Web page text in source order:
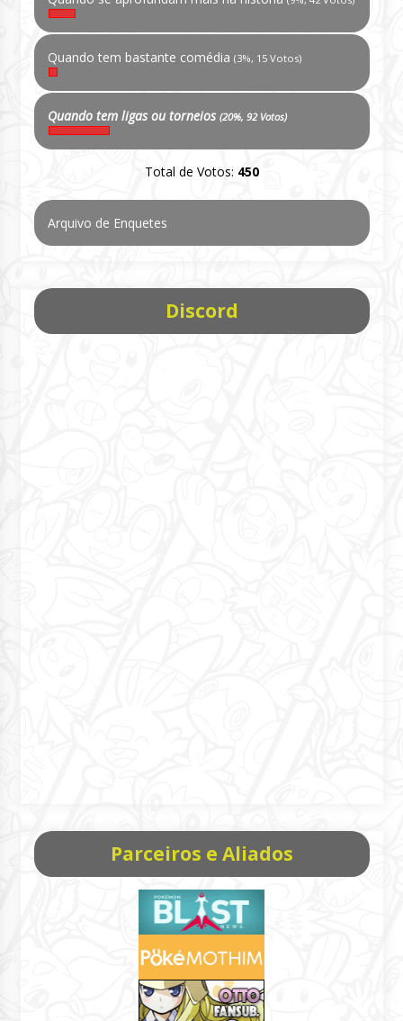
Quando tem bastante comédia (3%, 15 Votos)
Quando tem ligas ou torneios (20%, 92 Votos)
Total de Votos: 450
Arquivo de Enquetes
Discord
Parceiros e Aliados